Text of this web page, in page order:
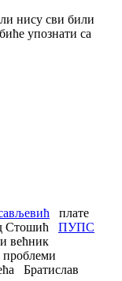
нису сви били
упознати са
плате
Стошић
ПУПС
већник
проблеми
Братислав